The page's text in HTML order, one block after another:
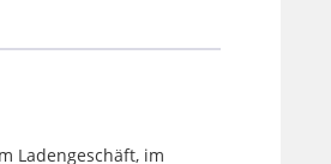
Ladengeschäft, im